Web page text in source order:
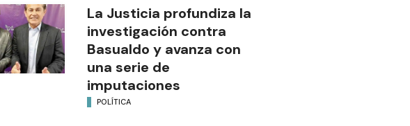
La Justicia profundiza la
investigación contra
Basualdo y avanza con
una serie de
imputaciones
POLÍTICA